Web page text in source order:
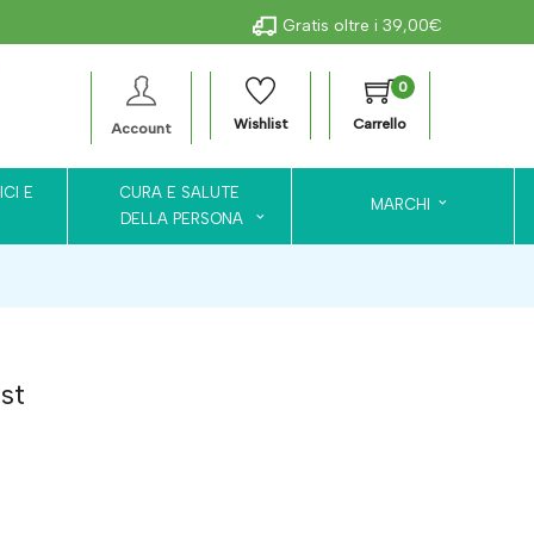
Gratis oltre i 39,00€
Account Wishlist
0
Carrello
E
CURA E SALUTE
DELLA PERSONA
MARCHI